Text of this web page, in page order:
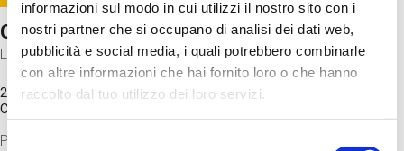
informazioni sul modo in cui utilizzi il nostro sito con i
nostri partner che si occupano di analisi dei dati web,
pubblicità e social media, i quali potrebbero combinarle
con altre informazioni che hai fornito loro o che hanno
raccolto dal tuo utilizzo dei loro servizi.
Selezione
Come funziona il cervello?
Laboratorio
20 Set 2026 / 11:15 - 13:00
Costo
Proveremo a costruire un cervello in cartoncino cercando di